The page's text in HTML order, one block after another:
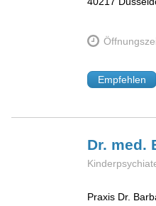
Empfehlen
Dr. med.
Praxis Dr.